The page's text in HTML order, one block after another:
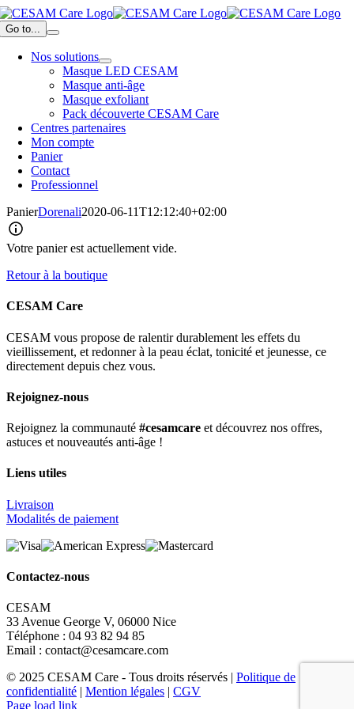
Passer
au
contenu
Go to...
Nos solutions
Masque LED CESAM
Masque anti-âge
Masque exfoliant
Pack découverte CESAM Care
Centres partenaires
Mon compte
Panier
Contact
Professionnel
PanierDorenali2020-06-11T12:12:40+02:00
Votre panier est actuellement vide.
Retour à la boutique
CESAM Care
CESAM vous propose de ralentir durablement les effets du
vieillissement, et redonner à la peau éclat, tonicité et jeunesse, ce
directement depuis chez vous.
Rejoignez-nous
Rejoignez la communauté #cesamcare et découvrez nos offres,
astuces et nouveautés anti-âge !
Liens utiles
Livraison
Modalités de paiement
Contactez-nous
CESAM
33 Avenue George V, 06000 Nice
Téléphone : 04 93 82 94 85
Email : contact@cesamcare.com
© 2025 CESAM Care - Tous droits réservés | Politique de
confidentialité | Mention légales | CGV
Facebook
Instagram
YouTube
Page load link